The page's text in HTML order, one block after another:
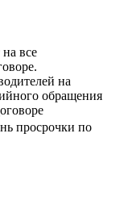
все
на
обращения
просрочки по